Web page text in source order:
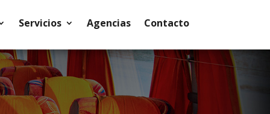
Servicios Agencias Contacto